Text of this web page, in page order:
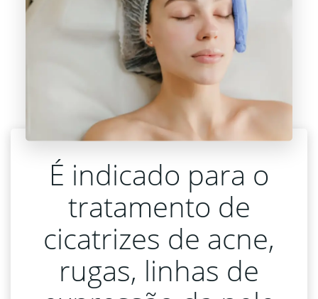
É indicado para o
tratamento de
cicatrizes de acne,
rugas, linhas de